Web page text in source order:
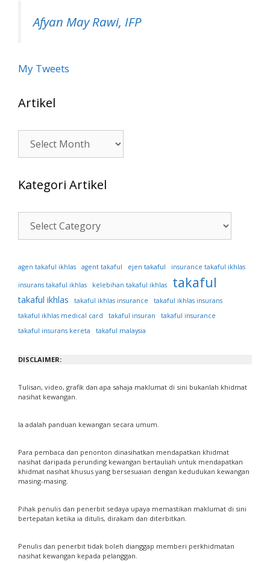
Afyan May Rawi, IFP
My Tweets
Artikel
Artikel
Kategori Artikel
Kategori
Artikel
agen takaful ikhlas agent takaful ejen takaful insurance takaful ikhlas
insurans takaful ikhlas kelebihan takaful ikhlas takaful
takaful ikhlas takaful ikhlas insurance
takaful ikhlas insurans
takaful ikhlas medical card
takaful insuran
takaful insurance
takaful insurans kereta
takaful malaysia
DISCLAIMER:
Tulisan, video, grafik dan apa sahaja maklumat di sini bukanlah khidmat
nasihat kewangan.
Ia adalah panduan kewangan secara umum.
Para pembaca dan penonton dinasihatkan mendapatkan khidmat
nasihat daripada perunding kewangan bertauliah untuk mendapatkan
khidmat nasihat khusus yang bersesuaian dengan kedudukan kewangan
masing-masing.
Pihak penulis dan penerbit sedaya upaya memastikan maklumat di sini
bertepatan ketika ia ditulis, dirakam dan diterbitkan.
Penulis dan penerbit tidak boleh dianggap memberi perkhidmatan
nasihat kewangan kepada pelanggan.